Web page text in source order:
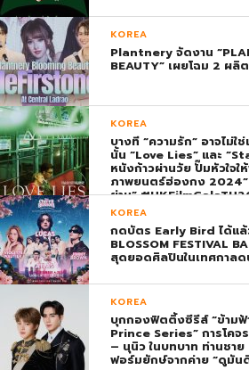
KOREA
Plantnery จัดงาน
BEAUTY” เผยโฉม 2 ผ
KOREA
บางที “ความรัก” อาจไม่ใ
นั้น “Love Lies” และ
หนังก้าวผ่านวัย ปั๊มหัวใจใ
ภาพยนตร์ฮ่องกง 2024”
ย่าน”
KOREA
กดบัตร Early Bird ได้แล้
BLOSSOM FESTIVAL
สุดยอดศิลปินในเทศกาล
KOREA
บุกกองฟิตติ้งซีรีส์ “ข้ามฟ้
Prince Series” การโค
– นุนิว ในบทบาท ท่านชา
ฟอร์มยักษ์จากค่าย “ดูมัน